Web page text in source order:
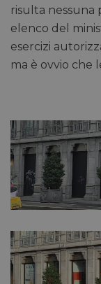
risulta nessuna
elenco del
esercizi
ma è ovvio che